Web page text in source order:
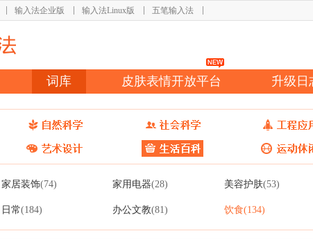
输入法企业版 输入法Linux版 五笔输入法
词库 皮肤表情开放平台 升级日
家居装饰(74) 家用电器(28) 美容护肤(53)
日常(184) 办公文教(81) 饮食(134)